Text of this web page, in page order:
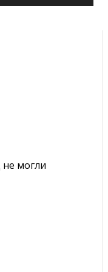
могли